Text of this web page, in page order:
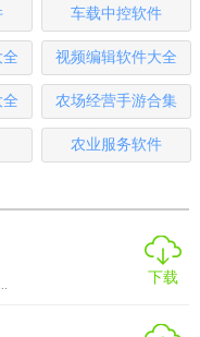
供多种挑战模式，如竞
风格动作冒险游戏，
素和角色形象，还提
作流畅、技能丰富多
精彩与魅力。无论是
得一试。
车载中控软件
视频编辑软件大全
农场经营手游合集
农业服务软件
下载